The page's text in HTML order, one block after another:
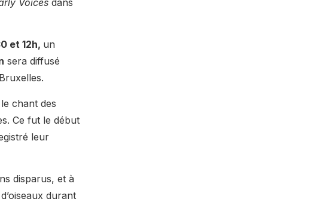
et 12h, un
sera diffusé
chant des
Ce fut le début
leur
disparus, et à
durant